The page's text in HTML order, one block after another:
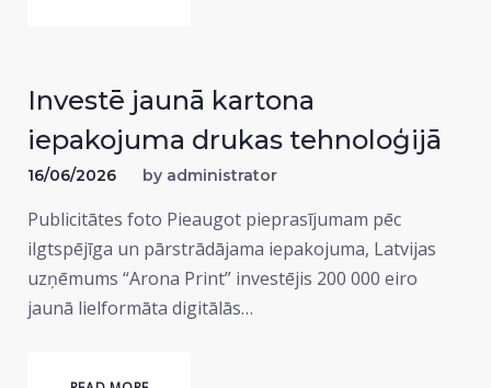
Investē jaunā kartona
iepakojuma drukas tehnoloģijā
16/06/2026 by administrator
Publicitātes foto Pieaugot pieprasījumam pēc
ilgtspējīga un pārstrādājama iepakojuma, Latvijas
uzņēmums “Arona Print” investējis 200 000 eiro
jaunā lielformāta digitālās…